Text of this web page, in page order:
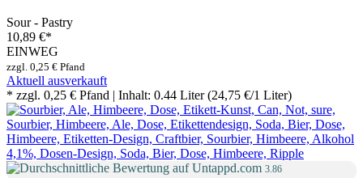
Sour - Pastry
10,89 €*
EINWEG
zzgl. 0,25 € Pfand
Aktuell ausverkauft
* zzgl. 0,25 € Pfand | Inhalt: 0.44 Liter (24,75 €/1 Liter)
3.86